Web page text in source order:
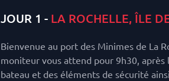
JOUR 1 - LA ROCHELLE, ÎLE
Bienvenue au port des Minimes de La
moniteur vous attend pour 9h30, après
bateau et des éléments de sécurité